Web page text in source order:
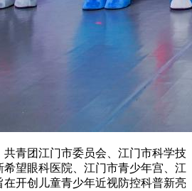
青团江门市委员会、江门市科学技
望眼科医院、江门市青少年宫、江
开创儿童青少年近视防控科普新亮